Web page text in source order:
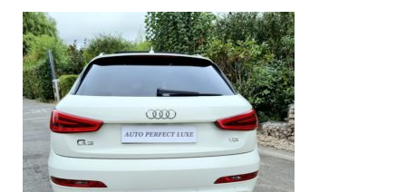
r
2
0
2
1
0
0
4
_